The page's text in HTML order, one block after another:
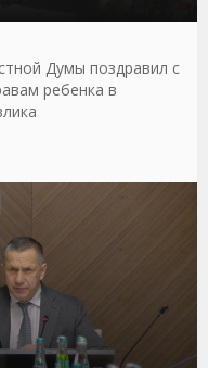
Думы поздравил с
ребенка в